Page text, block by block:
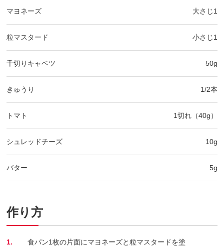
マヨネーズ 大さじ1
粒マスタード 小さじ1
千切りキャベツ 50g
きゅうり 1/2本
トマト 1切れ（40g）
シュレッドチーズ 10g
バター 5g
作り方
1.
食パン1枚の片面にマヨネーズと粒マスタードを塗